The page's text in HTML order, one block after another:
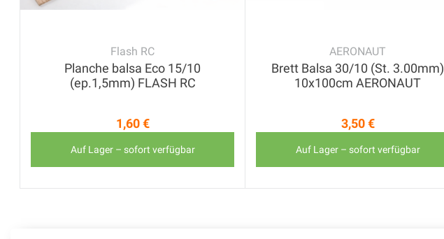
Flash RC
Planche balsa Eco 15/10
(ep.1,5mm) FLASH RC
Preis
1,60 €
Auf Lager – sofort verfügbar
AERONAUT
Brett Balsa 30/10 (St. 3.00mm)
10x100cm AERONAUT
Preis
3,50 €
Auf Lager – sofort verfügbar